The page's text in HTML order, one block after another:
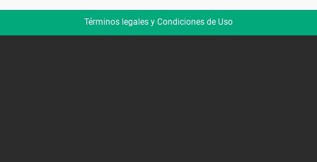
Términos legales y Condiciones de Uso